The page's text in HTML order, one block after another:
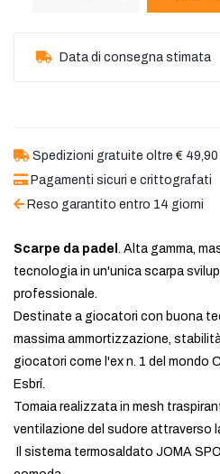
Data di consegna stimata
Spedizioni gratuite oltre € 49,90
Pagamenti sicuri e crittografati
Reso garantito entro 14 giorni
Scarpe da padel . Alta gamma,
tecnologia in un'unica scarpa
professionale.
Destinate a giocatori con buona
massima ammortizzazione,
giocatori come l'ex n. 1 del mondo
Esbrí.
Tomaia realizzata in mesh
ventilazione del sudore attraverso
Il sistema termosaldato JOMA